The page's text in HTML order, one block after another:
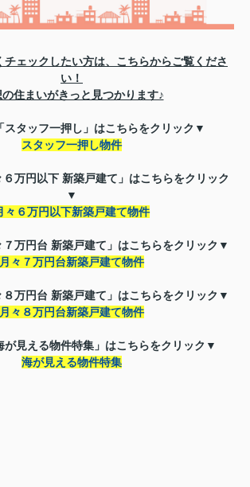
チェックしたい方は、こちらからご覧くださ
い！
住まいがきっと見つかります♪
スタッフ一押し」はこちらをクリック▼
スタッフ一押し物件
万円以下 新築戸建て」はこちらをクリック
▼
々６万円以下新築戸建て物件
万円台 新築戸建て」はこちらをクリック▼
月々７万円台新築戸建て物件
万円台 新築戸建て」はこちらをクリック▼
月々８万円台新築戸建て物件
見える物件特集」はこちらをクリック▼
海が見える物件特集